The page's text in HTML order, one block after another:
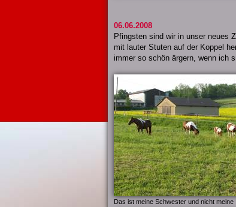
06.06.2008
Pfingsten sind wir in unser neues
mit lauter Stuten auf der Koppel
immer so schön ärgern, wenn ich
Das ist meine Schwester und nicht meine